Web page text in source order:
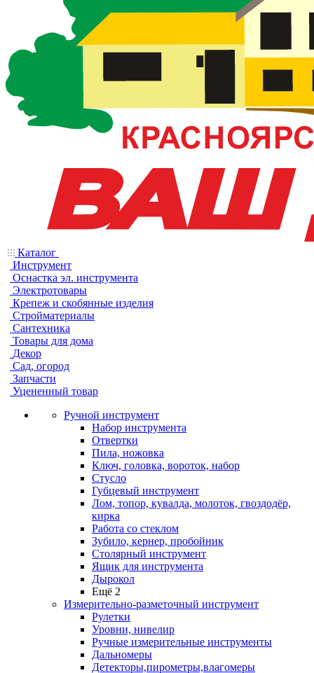
Каталог
Инструмент
Оснастка эл. инструмента
Электротовары
Крепеж и скобянные изделия
Стройматериалы
Сантехника
Товары для дома
Декор
Сад, огород
Запчасти
Уцененный товар
Ручной инструмент
Набор инструмента
Отвертки
Пила, ножовка
Ключ, головка, вороток, набор
Стусло
Губцевый инструмент
Лом, топор, кувалда, молоток, гвоздодёр,
кирка
Работа со стеклом
Зубило, кернер, пробойник
Столярный инструмент
Ящик для инструмента
Дырокол
Ещё 2
Измерительно-разметочный инструмент
Рулетки
Уровни, нивелир
Ручные измерительные инструменты
Дальномеры
Детекторы,пирометры,влагомеры